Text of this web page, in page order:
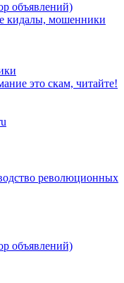
объявлений)
кидалы, мошенники
это скам, читайте!
революционных
объявлений)